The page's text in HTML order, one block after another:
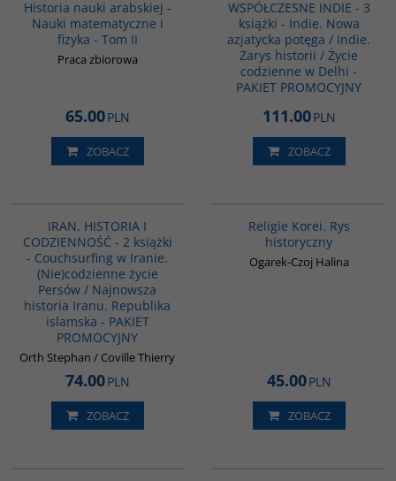
Historia nauki arabskiej -
Nauki matematyczne i
fizyka - Tom II
Praca zbiorowa
65.00PLN
ZOBACZ
WSPÓŁCZESNE INDIE - 3
książki - Indie. Nowa
azjatycka potęga / Indie.
Zarys historii / Życie
codzienne w Delhi -
PAKIET PROMOCYJNY
111.00PLN
ZOBACZ
IRAN. HISTORIA I
CODZIENNOŚĆ - 2 książki
- Couchsurfing w Iranie.
(Nie)codzienne życie
Persów / Najnowsza
historia Iranu. Republika
islamska - PAKIET
PROMOCYJNY
Orth Stephan / Coville Thierry
74.00PLN
ZOBACZ
Religie Korei. Rys
historyczny
Ogarek-Czoj Halina
45.00PLN
ZOBACZ